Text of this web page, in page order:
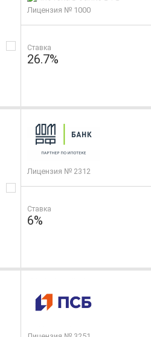
Лицензия № 1000
Ставка
26.7%
Лицензия № 2312
Ставка
6%